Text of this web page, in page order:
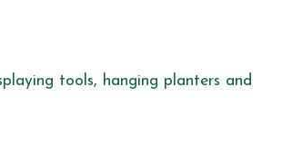
tools, hanging planters and